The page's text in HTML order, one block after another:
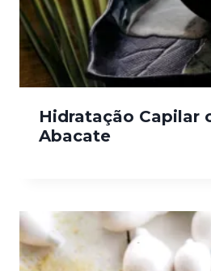
Hidratação Capilar
Abacate